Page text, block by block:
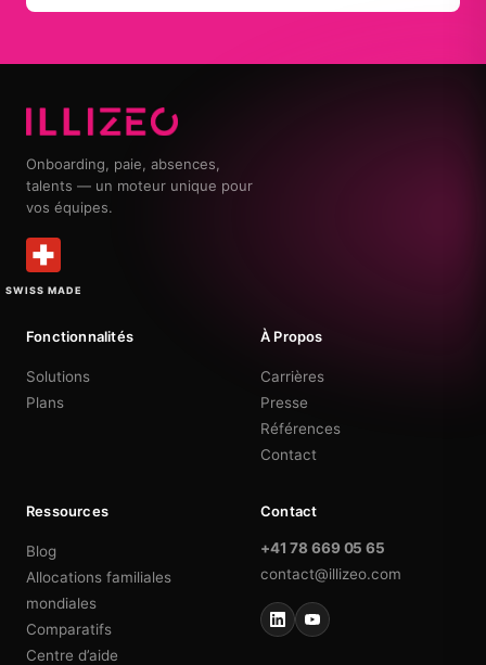
Onboarding, paie, absences,
talents — un moteur unique pour
vos équipes.
SWISS MADE
Fonctionnalités
Solutions
Plans
À Propos
Carrières
Presse
Références
Contact
Ressources
Blog
Allocations familiales
mondiales
Comparatifs
Centre d’aide
Contact
+41 78 669 05 65
contact@illizeo.com